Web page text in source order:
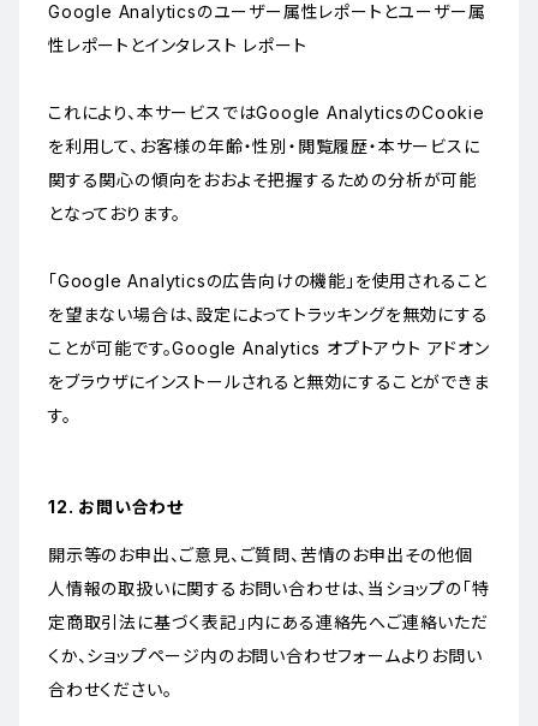
Google Analyticsのユーザー属性レポートとユーザー属
性レポートとインタレスト レポート
これにより、本サービスではGoogle AnalyticsのCookie
を利用して、お客様の年齢・性別・閲覧履歴・本サービスに
関する関心の傾向をおおよそ把握するための分析が可能
となっております。
「Google Analyticsの広告向けの機能」を使用されること
を望まない場合は、設定によってトラッキングを無効にする
ことが可能です。Google Analytics オプトアウト アドオン
をブラウザにインストールされると無効にすることができま
す。
12. お問い合わせ
開示等のお申出、ご意見、ご質問、苦情のお申出その他個
人情報の取扱いに関するお問い合わせは、当ショップの「特
定商取引法に基づく表記」内にある連絡先へご連絡いただ
くか、ショップページ内のお問い合わせフォームよりお問い
合わせください。